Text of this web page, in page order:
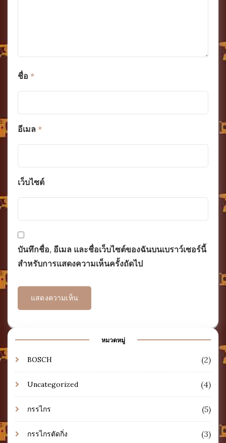
ชื่อ *
อีเมล *
เว็บไซต์
บันทึกชื่อ, อีเมล และชื่อเว็บไซต์ของฉันบนเบราว์เซอร์นี้
สำหรับการแสดงความเห็นครั้งถัดไป
หมวดหมู่
BOSCH (2)
Uncategorized (4)
กรรไกร (5)
กรรไกรตัดกิ่ง (3)